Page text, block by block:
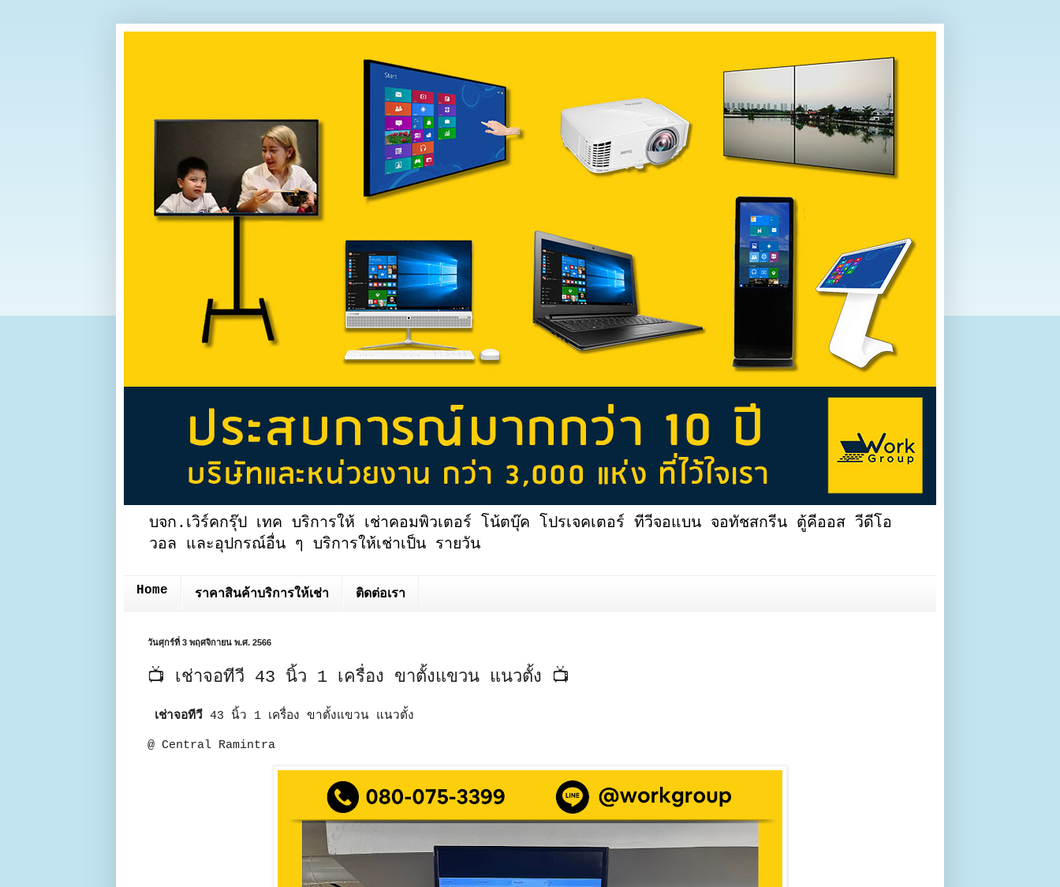
บจก.เวิร์คกรุ๊ป เทค บริการให้ เช่าคอมพิวเตอร์ โน้ตบุ๊ค โปรเจคเตอร์ ทีวีจอแบน จอทัชสกรีน ตู้คีออส วีดีโอ
วอล และอุปกรณ์อื่น ๆ บริการให้เช่าเป็น รายวัน
Home ราคาสินค้าบริการให้เช่า ติดต่อเรา
วันศุกร์ที่ 3 พฤศจิกายน พ.ศ. 2566
📺 เช่าจอทีวี 43 นิ้ว 1 เครื่อง ขาตั้งแขวน แนวตั้ง 📺
เช่าจอทีวี 43 นิ้ว 1 เครื่อง ขาตั้งแขวน แนวตั้ง
@ Central Ramintra